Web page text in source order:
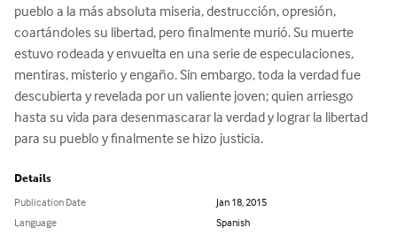
pueblo a la más absoluta miseria, destrucción, opresión,
coartándoles su libertad, pero finalmente murió. Su muerte
estuvo rodeada y envuelta en una serie de especulaciones,
mentiras, misterio y engaño. Sin embargo, toda la verdad fue
descubierta y revelada por un valiente joven; quien arriesgo
hasta su vida para desenmascarar la verdad y lograr la libertad
para su pueblo y finalmente se hizo justicia.
Details
Publication Date
Jan 18, 2015
Language
Spanish